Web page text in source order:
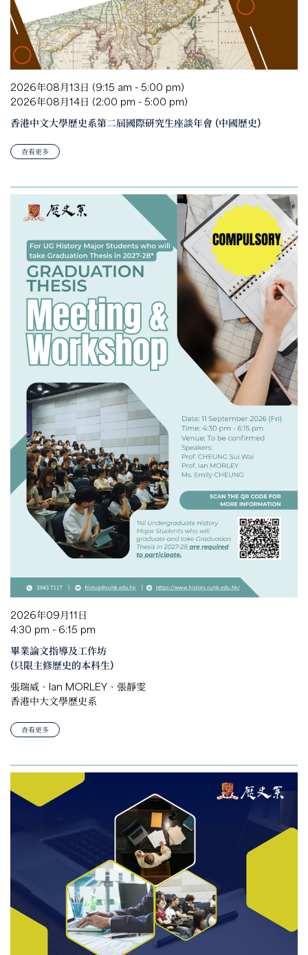
2026年08月13日 (9:15 am - 5:00 pm)
2026年08月14日 (2:00 pm - 5:00 pm)
香港中文大學歷史系第二屆國際研究生座談年會 (中國歷史)
查看更多
2026年09月11日
4:30 pm - 6:15 pm
畢業論文指導及工作坊
(只限主修歷史的本科生)
張瑞威、Ian MORLEY、張靜雯
香港中大文學歷史系
查看更多